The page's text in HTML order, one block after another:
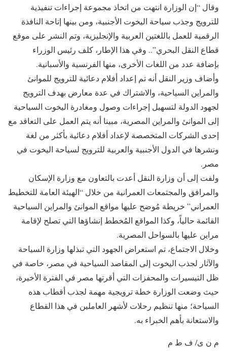
وقال “إن الوزارة انتهت من اتخاذ مجموعة إجراءات تنفيذية
للترويج وجذب سياحة اليخوت الأجنبية، ومن بينها إتاحة النافذة
الرقمية للعمل باللغتين العربية والإنجليزية، وتم النشر على موقع
قطاع النقل البحري”.. وفي هذا الإطار، كلف رئيس الوزراء
بإضافة عدد من اللغات الأخرى، منها الفرنسية والأسبانية.
وأضاف وزير النقل أنه تم إعداد أفلام دعائية للترويج للموانئ
والمراين السياحية، والاشتراك في عدة معارض بهدف الترويج
لجهود الدولة لتسهيل إجراءات وصول ومغادرة اليخوت السياحية
إلى الموانئ والمراين المصرية، مبينا أنه يتم العمل على التعاقد مع
إحدى الشركات المتخصصة لإعداد أفلام دعائية بأكثر من لغة
ونشرها في الدول الأجنبية والعربية للترويج لسياحة اليخوت في
مصر.
ولفت إلى أن وزارة النقل أعدت بالتعاون مع وزارة الإسكان
والمرافق والمجتمعات العمرانية من خلال “الهيئة العامة للتخطيط
العمراني” خريطة مُوضح عليها مواقع الموانئ والمراين السياحية
القائمة حالياً، وكذا المواقع المُخطط إنشاؤها التي تصلح لإقامة
مراين عليها بالسواحل المصرية.
وخلال الاجتماع، تم استعراض الجهود التي تبذلها وزارة السياحة
والآثار لجذب اليخوت إلى المقاصد السياحية في مصر، خاصة في
ظل التيسيرات والمحفزات التي أقرتها مصر في الفترة الأخيرة،
حيث وضعت الوزارة خطة ترويجية مهمة لجذب أقطاب هذه
السياحة؛ منها تنظيم رحلات لأشهر العاملين في هذا القطاع
والاستعانة بأهم الخبراء به.
م ن ى/ ف ط م